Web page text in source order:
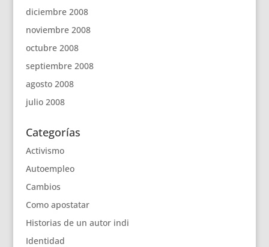
diciembre 2008
noviembre 2008
octubre 2008
septiembre 2008
agosto 2008
julio 2008
Categorías
Activismo
Autoempleo
Cambios
Como apostatar
Historias de un autor indi
Identidad